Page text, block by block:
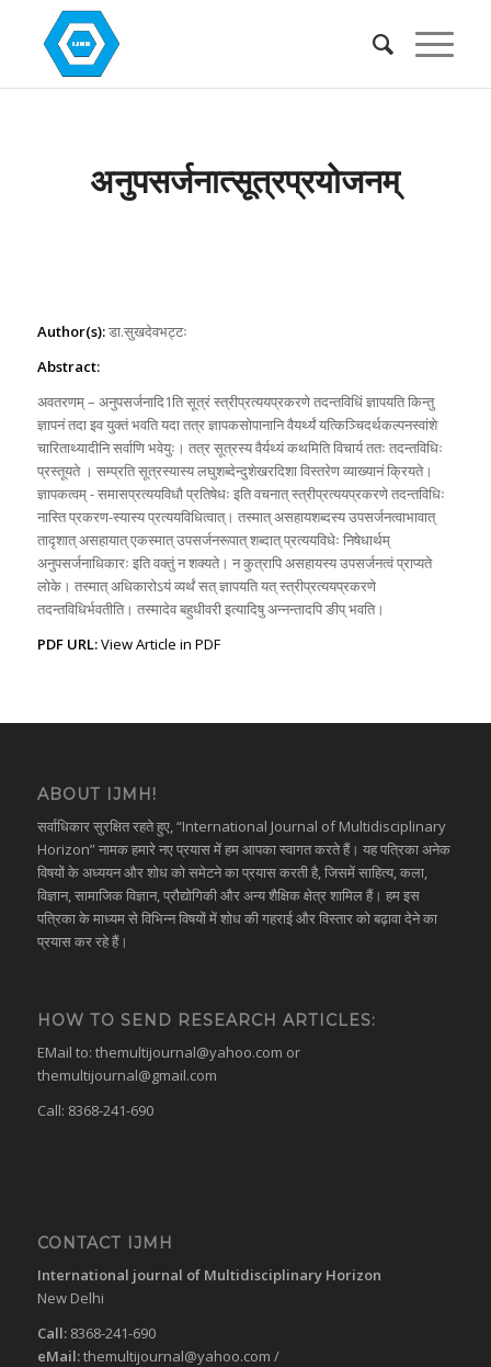
अनुपसर्जनात्सूत्रप्रयोजनम्
Author(s):डा.सुखदेवभट्टः
Abstract:
अवतरणम् – अनुपसर्जनादि1ति सूत्रं स्त्रीप्रत्ययप्रकरणे तदन्तविधिं ज्ञापयति किन्तु
ज्ञापनं तदा इव युक्तं भवति यदा तत्र ज्ञापकसोपानानि वैयर्थ्यं यत्किञ्चिदर्थकल्पनस्वांशे
चारिताथ्यादीनि सर्वाणि भवेयुः। तत्र सूत्रस्य वैर्यथ्यं कथमिति विचार्य ततः तदन्तविधिः
प्रस्तूयते । सम्प्रति सूत्रस्यास्य लघुशब्देन्दुशेखरदिशा विस्तरेण व्याख्यानं क्रियते।
ज्ञापकत्वम् - समासप्रत्ययविधौ प्रतिषेधः इति वचनात् स्त्रीप्रत्ययप्रकरणे तदन्तविधिः
नास्ति प्रकरण-स्यास्य प्रत्ययविधित्वात्। तस्मात् असहायशब्दस्य उपसर्जनत्वाभावात्
तादृशात् असहायात् एकस्मात् उपसर्जनरूपात् शब्दात् प्रत्ययविधेः निषेधार्थम्
अनुपसर्जनाधिकारः इति वक्तुं न शक्यते। न कुत्रापि असहायस्य उपसर्जनत्वं प्राप्यते
लोके। तस्मात् अधिकारोऽयं व्यर्थं सत् ज्ञापयति यत् स्त्रीप्रत्ययप्रकरणे
तदन्तविधिर्भवतीति। तस्मादेव बहुधीवरी इत्यादिषु अन्नन्तादपि ङीप् भवति।
PDF URL:View Article in PDF
ABOUT IJMH!
सर्वाधिकार सुरक्षित रहते हुए, “International Journal of Multidisciplinary
Horizon” नामक हमारे नए प्रयास में हम आपका स्वागत करते हैं। यह पत्रिका अनेक
विषयों के अध्ययन और शोध को समेटने का प्रयास करती है, जिसमें साहित्य, कला,
विज्ञान, सामाजिक विज्ञान, प्रौद्योगिकी और अन्य शैक्षिक क्षेत्र शामिल हैं। हम इस
पत्रिका के माध्यम से विभिन्न विषयों में शोध की गहराई और विस्तार को बढ़ावा देने का
प्रयास कर रहे हैं।
HOW TO SEND RESEARCH ARTICLES:
EMail to: themultijournal@yahoo.com or
themultijournal@gmail.com
Call: 8368-241-690
CONTACT IJMH
International journal of Multidisciplinary Horizon
New Delhi
Call: 8368-241-690
eMail:themultijournal@yahoo.com /